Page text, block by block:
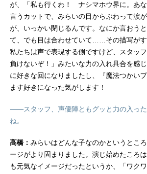
が、「私も行くわ！ ナシマホウ界に。あ
言うカットで、みらいの目からぶわって涙
が、いっかい閉じるんです。なにか言おう
て、でも目は合わせていて……その描写がす
私たちは声で表現する側ですけど、スタッ
負けないぞ！」みたいな力の入れ具合を感
に好きな回になりましたし、『魔法つかい
ます好きになった気がします！
――スタッフ、声優陣ともグッと力の入っ
ね。
高橋： みらいはどんな子なのかというとこ
ージがより固まりました。演じ始めたころ
も元気なイメージだったというか、「ワク